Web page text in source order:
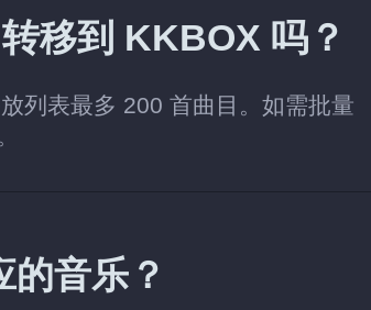
移到 KKBOX 吗？
列表最多 200 首曲目。如需批量
音乐？